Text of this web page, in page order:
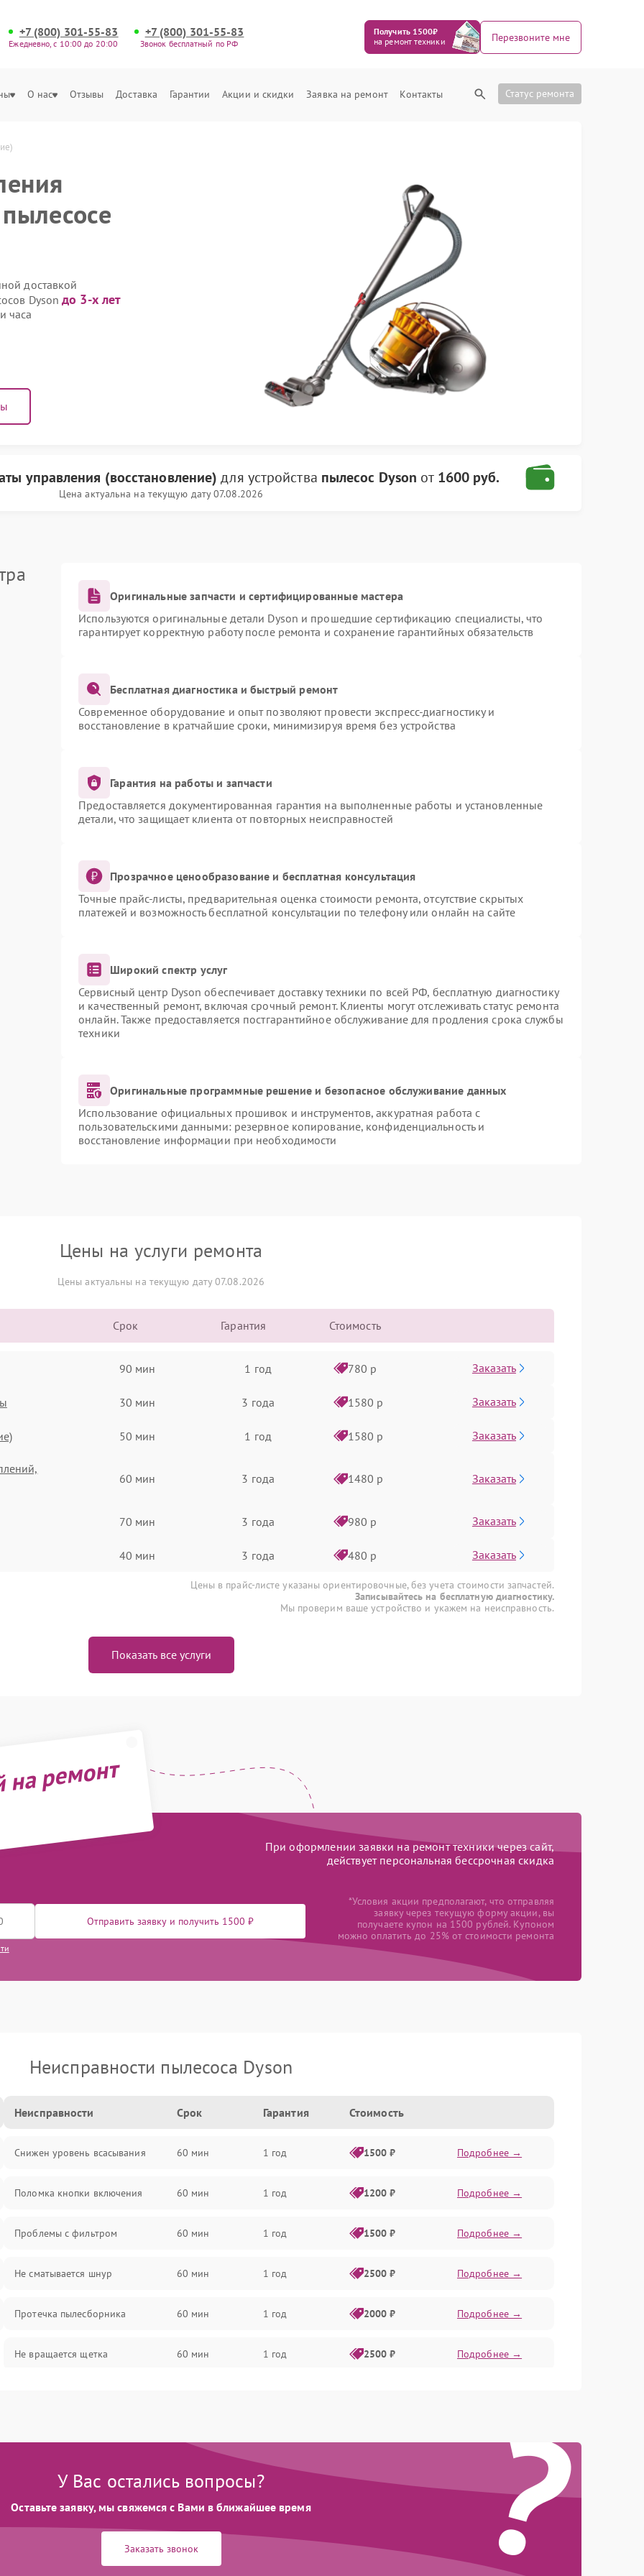
+7 (800) 301-55-83
Ежедневно, с 10:00 до 20:00
+7 (800) 301-55-83
Звонок бесплатный по РФ
Получить 1500₽
на ремонт техники
Перезвоните мне
О нас Отзывы Доставка Гарантии Акции и скидки Заявка на ремонт Контакты Статус ремонта
доставкой
Dysonдо 3-х лет
часа
управления (восстановление) для устройства пылесос Dyson от 1600 руб.
Цена актуальна на текущую дату 07.08.2026
Оригинальные запчасти и сертифицированные мастера
Используются оригинальные детали Dyson и прошедшие сертификацию специалисты, что
гарантирует корректную работу после ремонта и сохранение гарантийных обязательств
Бесплатная диагностика и быстрый ремонт
Современное оборудование и опыт позволяют провести экспресс-диагностику и
восстановление в кратчайшие сроки, минимизируя время без устройства
Гарантия на работы и запчасти
Предоставляется документированная гарантия на выполненные работы и установленные
детали, что защищает клиента от повторных неисправностей
Прозрачное ценообразование и бесплатная консультация
Точные прайс-листы, предварительная оценка стоимости ремонта, отсутствие скрытых
платежей и возможность бесплатной консультации по телефону или онлайн на сайте
Широкий спектр услуг
Сервисный центр Dyson обеспечивает доставку техники по всей РФ, бесплатную диагностику
и качественный ремонт, включая срочный ремонт. Клиенты могут отслеживать статус ремонта
онлайн. Также предоставляется постгарантийное обслуживание для продления срока службы
техники
Оригинальные программные решение и безопасное обслуживание данных
Использование официальных прошивок и инструментов, аккуратная работа с
пользовательскими данными: резервное копирование, конфиденциальность и
восстановление информации при необходимости
Цены на услуги ремонта
Цены актуальны на текущую дату 07.08.2026
Срок Гарантия Стоимость
90 мин 1 год 780 р Заказать
30 мин 3 года 1580 р Заказать
50 мин 1 год 1580 р Заказать
60 мин 3 года 1480 р Заказать
70 мин 3 года 980 р Заказать
40 мин 3 года 480 р Заказать
Цены в прайс-листе указаны ориентировочные, без учета стоимости запчастей.
Записывайтесь на бесплатную диагностику.
Мы проверим ваше устройство и укажем на неисправность.
Показать все услуги
ремонт
При оформлении заявки на ремонт техники через сайт,
действует персональная бессрочная скидка
Отправить заявку и получить 1500 ₽
*Условия акции предполагают, что отправляя
заявку через текущую форму акции, вы
получаете купон на 1500 рублей. Купоном
можно оплатить до 25% от стоимости ремонта
Неисправности пылесоса Dyson
Неисправности Срок Гарантия Стоимость
Снижен уровень всасывания 60 мин 1 год 1500 ₽ Подробнее →
Поломка кнопки включения 60 мин 1 год 1200 ₽ Подробнее →
Проблемы с фильтром 60 мин 1 год 1500 ₽ Подробнее →
Не сматывается шнур 60 мин 1 год 2500 ₽ Подробнее →
Протечка пылесборника 60 мин 1 год 2000 ₽ Подробнее →
Не вращается щетка 60 мин 1 год 2500 ₽ Подробнее →
Плохая уборка шерсти или волос 1 год ?
У Вас остались вопросы?
Оставьте заявку, мы свяжемся с Вами в ближайшее время
Заказать звонок